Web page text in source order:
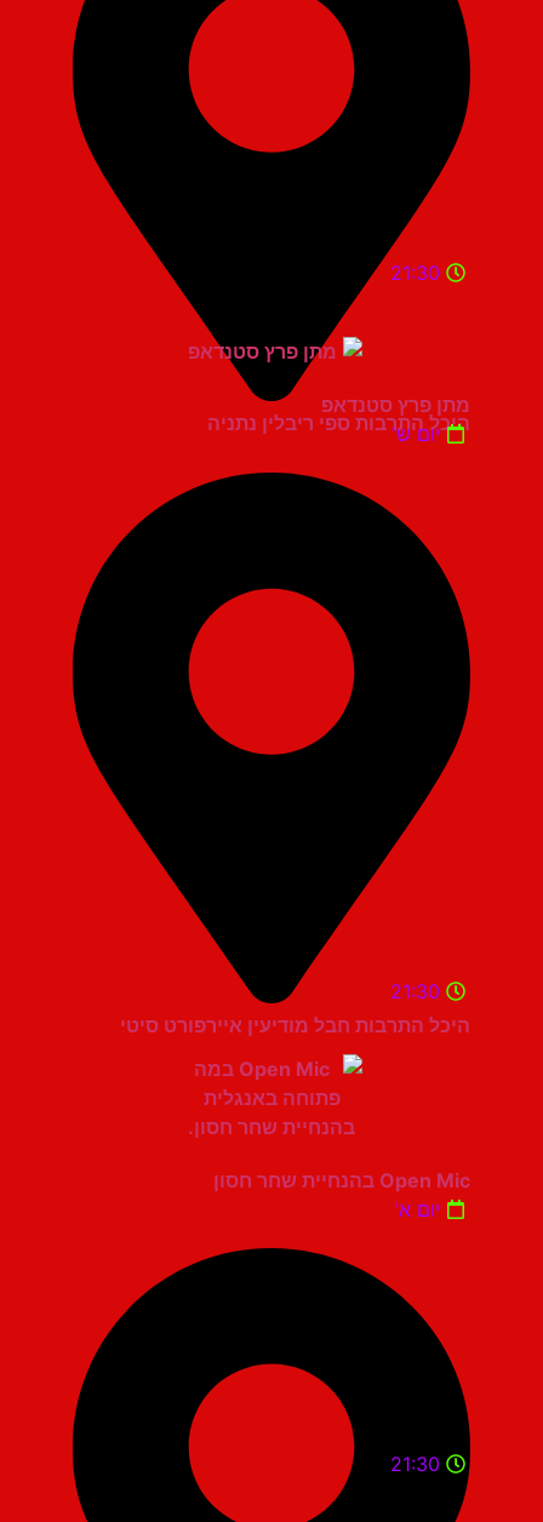
היכל התרבות ספי ריבלין נתניה
21:30
מתן פרץ סטנדאפ
יום ש'
היכל התרבות חבל מודיעין איירפורט סיטי
21:30
Open Mic בהנחיית שחר חסון
יום א'
21:30